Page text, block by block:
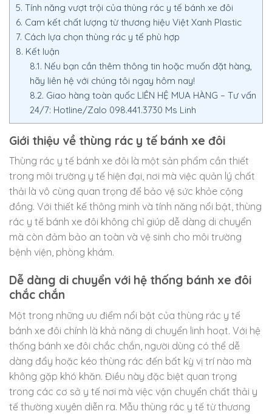
5. Tính năng vượt trội của thùng rác y tế bánh xe đôi
6. Cam kết chất lượng từ thương hiệu Việt Xanh Plastic
7. Cách lựa chọn thùng rác y tế phù hợp
8. Kết luận
8.1. Nếu bạn cần thêm thông tin hoặc muốn đặt hàng,
hãy liên hệ với chúng tôi ngay hôm nay!
8.2. Giao hàng toàn quốc LIÊN HỆ MUA HÀNG – Tư vấn
24/7: Hotline/Zalo 098.441.3730 Ms Linh
Giới thiệu về thùng rác y tế bánh xe đôi
Thùng rác y tế bánh xe đôi là một sản phẩm cần thiết
trong môi trường y tế hiện đại, nơi mà việc quản lý chất
thải là vô cùng quan trọng để bảo vệ sức khỏe cộng
đồng. Với thiết kế thông minh và tính năng nổi bật, thùng
rác y tế bánh xe đôi không chỉ giúp dễ dàng di chuyển
mà còn đảm bảo an toàn và vệ sinh cho môi trường
bệnh viện, phòng khám.
Dễ dàng di chuyển với hệ thống bánh xe đôi
chắc chắn
Một trong những ưu điểm nổi bật của thùng rác y tế
bánh xe đôi chính là khả năng di chuyển linh hoạt. Với hệ
thống bánh xe đôi chắc chắn, người dùng có thể dễ
dàng đẩy hoặc kéo thùng rác đến bất kỳ vị trí nào mà
không gặp khó khăn. Điều này đặc biệt quan trọng
trong các cơ sở y tế nơi mà việc vận chuyển chất thải y
tế thường xuyên diễn ra. Mẫu thùng rác y tế từ thương